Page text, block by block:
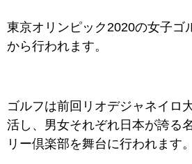
東京オリンピック2020の女子ゴ
から行われます。
ゴルフは前回リオデジャネイロ
活し、男女それぞれ日本が誇る
リー倶楽部を舞台に行われます。